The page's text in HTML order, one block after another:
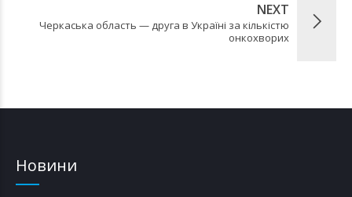
NEXT
Черкаська область — друга в Україні за кількістю
онкохворих
Новини